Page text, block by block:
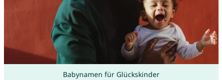
Babynamen für Glückskinder